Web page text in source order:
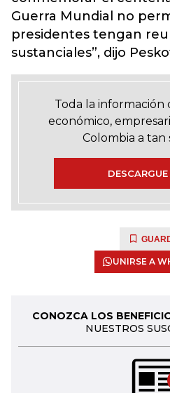
Guerra Mundial no
presidentes tengan
sustanciales”, dijo
Toda la información
económico,
Colombia a tan
UNIRSE A
CONOZCA LOS
NUESTROS